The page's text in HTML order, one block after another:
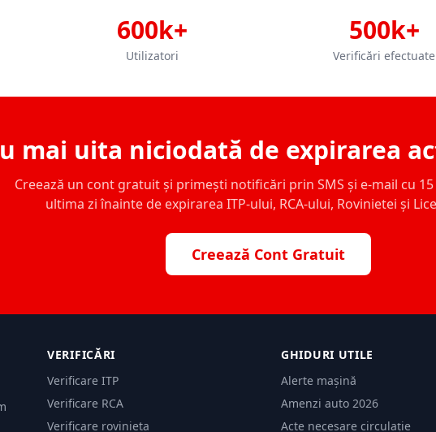
600k+
Utilizatori
500k+
Verificări efectuate
mai uita niciodată de expirarea
Creează un cont gratuit și primești notificări prin SMS și e-mail cu 15
ultima zi înainte de expirarea ITP-ului, RCA-ului, Rovinietei și
Creează Cont Gratuit
VERIFICĂRI
Verificare ITP
Verificare RCA
Verificare rovinieta
GHIDURI UTILE
Alerte mașină
Amenzi auto 2026
Acte necesare circulație